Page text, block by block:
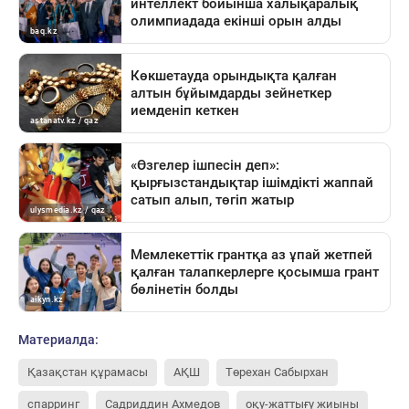
Материалда:
Қазақстан құрамасы АҚШ Төрехан Сабырхан
спарринг Садриддин Ахмедов оқу-жаттығу жиыны